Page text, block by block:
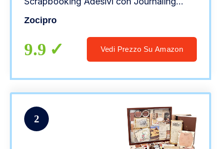
Griglia A6 Vintage Bullet Journal
Scrapbooking Carta Decorativa per
Ragazzi e Bambini
Zocipro
9.9 Vedi Prezzo Su Amazon
2